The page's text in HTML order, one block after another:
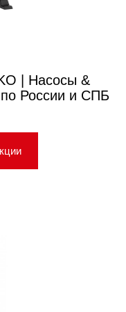
| Насосы &
России и СПБ